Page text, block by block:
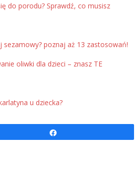
do porodu? Sprawdź, co musisz
sezamowy? poznaj aż 13 zastosowań!
oliwki dla dzieci – znasz TE
u dziecka?